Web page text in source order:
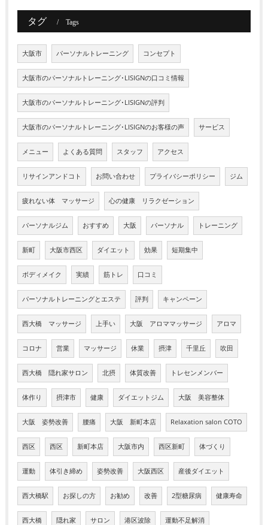
タグ Tags
大阪市 パーソナルトレーニング コンセプト
大阪市のパーソナルトレーニング･LISIGNの口コミ情報
大阪市のパーソナルトレーニング･LISIGNの評判
大阪市のパーソナルトレーニング･LISIGNのお客様の声 サービス
メニュー よくある質問 スタッフ アクセス
リサインアンドコト お問い合わせ プライバシーポリシー ジム
疲れない体 マッサージ 心の健康 リラクゼーション
パーソナルジム おすすめ 大阪 パーソナル トレーニング
新町 大阪市西区 ダイエット 効果 短期集中
ボディメイク 実績 筋トレ 口コミ
パーソナルトレーニングとエステ 評判 キャンペーン
西大橋 マッサージ 上手い 大阪 アロママッサージ アロマ
コロナ 営業 マッサージ 休業 摂津 千里丘 吹田
西大橋 隠れ家サロン 北摂 体質改善 トレセンメンバー
体作り 摂津市 健康 ダイエットジム 大阪 美容整体
大阪 姿勢改善 腰痛 大阪 新町本店 Relaxation salon COTO
西区 西区 新町本店 大阪市内 西区新町 体づくり
運動 体引き締め 姿勢改善 大阪西区 産後ダイエット
西大橋駅 お探しの方 お勧め 改善 2型糖尿病 健康寿命
西大橋 隠れ家 サロン 港区波除 運動不足解消